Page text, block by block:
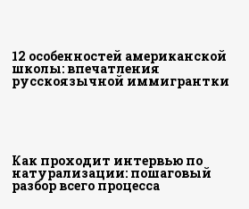
12 особенностей американской
школы: впечатления
русскоязычной иммигрантки
Как проходит интервью по
натурализации: пошаговый
разбор всего процесса